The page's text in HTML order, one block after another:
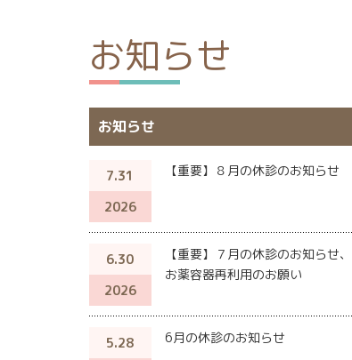
お知らせ
お知らせ
7.31
2026
【重要】８月の休診のお知らせ
6.30
2026
【重要】７月の休診のお知らせ、
お薬容器再利用のお願い
5.28
6月の休診のお知らせ